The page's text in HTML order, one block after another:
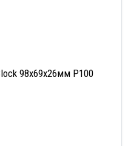
98x69x26мм P100